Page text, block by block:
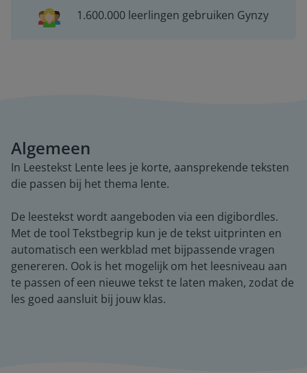
1.600.000 leerlingen gebruiken Gynzy
Algemeen
In Leestekst Lente lees je korte, aansprekende teksten
die passen bij het thema lente.
De leestekst wordt aangeboden via een digibordles.
Met de tool Tekstbegrip kun je de tekst uitprinten en
automatisch een werkblad met bijpassende vragen
genereren. Ook is het mogelijk om het leesniveau aan
te passen of een nieuwe tekst te laten maken, zodat de
les goed aansluit bij jouw klas.